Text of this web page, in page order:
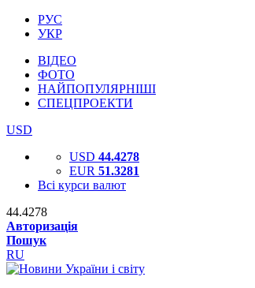
РУС
УКР
ВІДЕО
ФОТО
НАЙПОПУЛЯРНІШІ
СПЕЦПРОЕКТИ
USD
USD 44.4278
EUR 51.3281
Всі курси валют
44.4278
Авторизація
Пошук
RU